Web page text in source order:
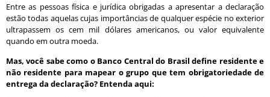
Entre as pessoas física e jurídica obrigadas a apresentar a declaração
estão todas aquelas cujas importâncias de qualquer espécie no exterior
ultrapassem os cem mil dólares americanos, ou valor equivalente
quando em outra moeda.
Mas, você sabe como o Banco Central do Brasil define residente e
não residente para mapear o grupo que tem obrigatoriedade de
entrega da declaração? Entenda aqui: